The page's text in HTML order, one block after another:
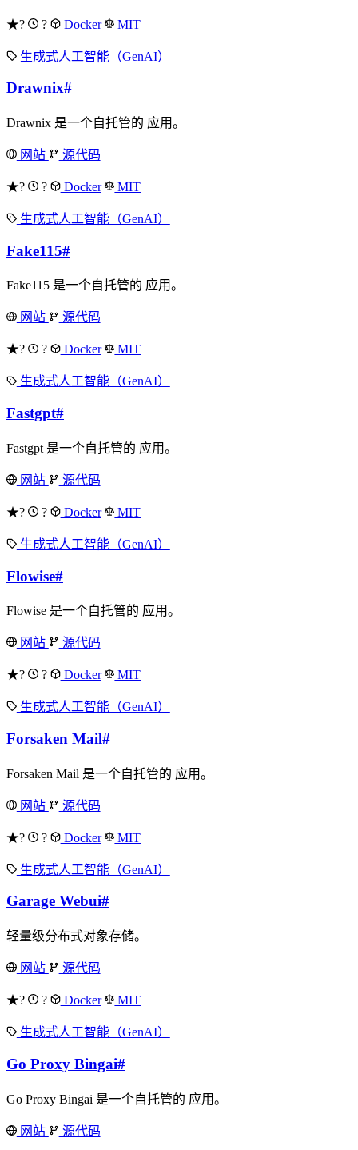
★? ? Docker MIT
生成式人工智能（GenAI）
Drawnix#
Drawnix 是一个自托管的 应用。
网站 源代码
★? ? Docker MIT
生成式人工智能（GenAI）
Fake115#
Fake115 是一个自托管的 应用。
网站 源代码
★? ? Docker MIT
生成式人工智能（GenAI）
Fastgpt#
Fastgpt 是一个自托管的 应用。
网站 源代码
★? ? Docker MIT
生成式人工智能（GenAI）
Flowise#
Flowise 是一个自托管的 应用。
网站 源代码
★? ? Docker MIT
生成式人工智能（GenAI）
Forsaken Mail#
Forsaken Mail 是一个自托管的 应用。
网站 源代码
★? ? Docker MIT
生成式人工智能（GenAI）
Garage Webui#
轻量级分布式对象存储。
网站 源代码
★? ? Docker MIT
生成式人工智能（GenAI）
Go Proxy Bingai#
Go Proxy Bingai 是一个自托管的 应用。
网站 源代码